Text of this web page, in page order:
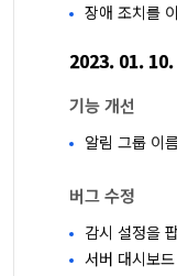
장애 조치를
2023. 01. 10.
기능 개선
알림 그룹 이
버그 수정
감시 설정을
서버 대시보